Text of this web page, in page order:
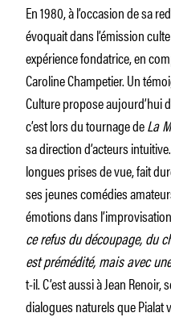
En 1980, à l’occasion de sa
évoquait dans l’émission culte
expérience fondatrice, en
Caroline Champetier. Un
Culture propose aujourd’hui
c’est lors du tournage deLa
sa direction d’acteurs
longues prises de vue, fait
ses jeunes comédies
émotions dans
ce refus du découpage, du
est prémédité, mais avec
t-il. C’est aussi à Jean
dialogues naturels que Pialat